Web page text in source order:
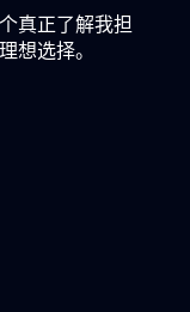
真正了解我担
想选择。